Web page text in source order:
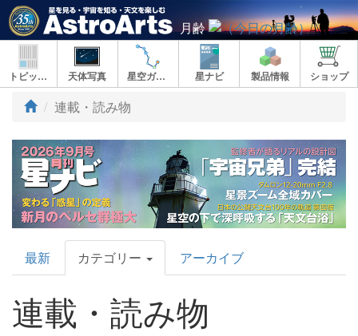
月齢
トピックス 天体写真 星空ガイド 星ナビ 製品情報 ショップ
連載・読み物
AstroArts
Topics
最新 カテゴリー アーカイブ
連載・読み物